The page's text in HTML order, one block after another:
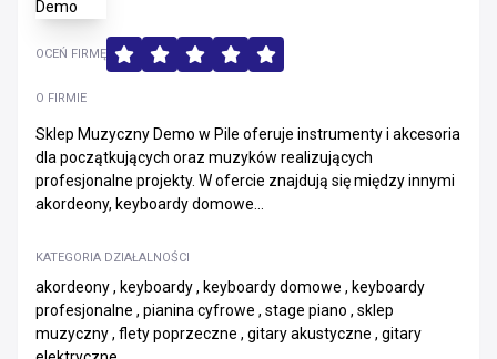
O FIRMIE
Sklep Muzyczny Demo w Pile oferuje instrumenty i akcesoria
dla początkujących oraz muzyków realizujących
profesjonalne projekty. W ofercie znajdują się między innymi
akordeony, keyboardy domowe...
KATEGORIA DZIAŁALNOŚCI
akordeony , keyboardy , keyboardy domowe , keyboardy
profesjonalne , pianina cyfrowe , stage piano , sklep
muzyczny , flety poprzeczne , gitary akustyczne , gitary
OCEŃ FIRMĘ